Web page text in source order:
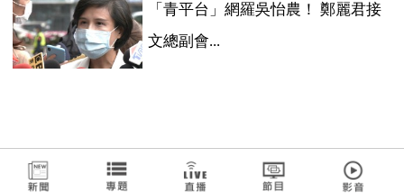
「青平台」網羅吳怡農！ 鄭麗君接
文總副會...